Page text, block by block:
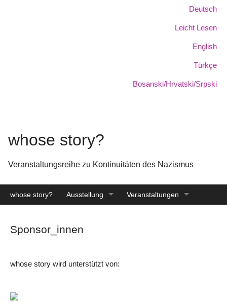
Deutsch
Leicht Lesen
English
Türkçe
Bosanski/Hrvatski/Srpski
whose story?
Veranstaltungsreihe zu Kontinuitäten des Nazismus
whose story? Ausstellung Veranstaltungen
Sponsor_innen
whose story wird unterstützt von: